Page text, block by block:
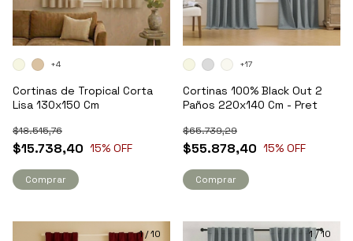
Cortinas de Tropical Corta
Lisa 130x150 Cm
$15.738,40
$18.515,76
15% OFF
+4
Comprar
Cortinas 100% Black Out 2
Paños 220x140 Cm - Pret
$55.878,40
$65.739,29
15% OFF
+17
Comprar
1/10 1/10